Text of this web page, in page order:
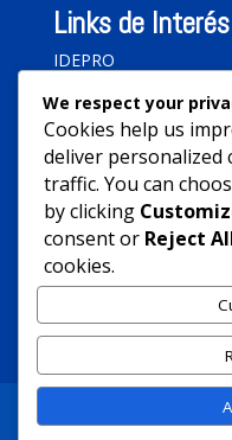
Links de Interés
IDEPRO
Federación de
Venezuela
Banco Central de
SENIAT
SEDEMAT (Maracaibo)
SEDEBAT (San
We respect your
Cookies help us
deliver personalized
traffic. You can
by clicking
consent or Reject
cookies.